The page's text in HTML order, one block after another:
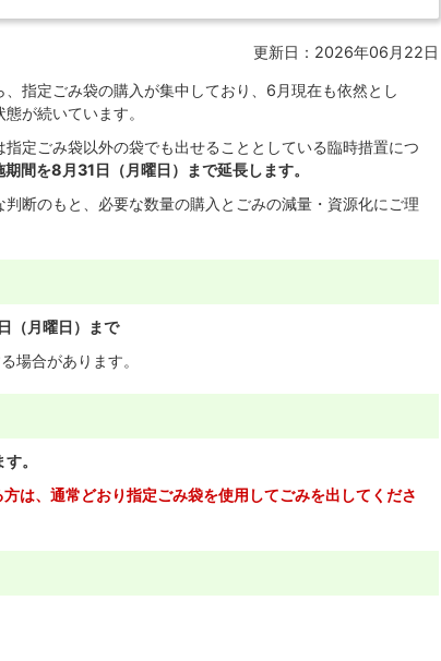
更新日：2026年06月22日
指定ごみ袋の購入が集中しており、6月現在も依然とし
が続いています。
定ごみ袋以外の袋でも出せることとしている臨時措置につ
期間を8月31日（月曜日）まで延長します。
断のもと、必要な数量の購入とごみの減量・資源化にご理
（月曜日）まで
場合があります。
。
は、通常どおり指定ごみ袋を使用してごみを出してくださ